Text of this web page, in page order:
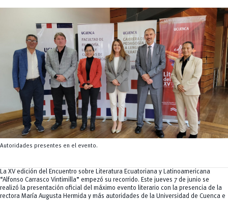
y Agropecuarias
MOVERU
Radio Universitaria
Salud
Sostenibilidad
Vinculación
Autoridades presentes en el evento.
La XV edición del Encuentro sobre Literatura Ecuatoriana y Latinoamericana
“Alfonso Carrasco Vintimilla” empezó su recorrido. Este jueves 7 de junio se
realizó la presentación oficial del máximo evento literario con la presencia de la
rectora María Augusta Hermida y más autoridades de la Universidad de Cuenca e